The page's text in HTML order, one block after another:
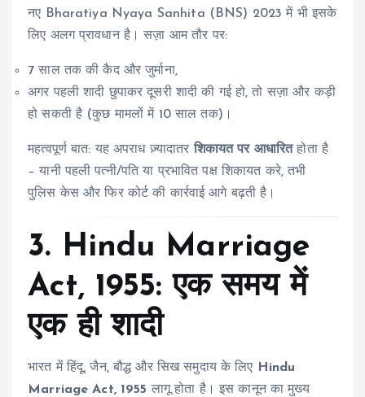
नए Bharatiya Nyaya Sanhita (BNS) 2023 में भी इसके
लिए अलग प्रावधान है। सज़ा आम तौर पर:
7 साल तक की कैद और जुर्माना,
अगर पहली शादी छुपाकर दूसरी शादी की गई हो, तो सज़ा और कड़ी
हो सकती है (कुछ मामलों में 10 साल तक)।
महत्वपूर्ण बात: यह अपराध ज़्यादातरशिकायत पर आधारितहोता है
– यानी पहली पत्नी/पति या प्रभावित पक्ष शिकायत करे, तभी
पुलिस केस और फिर कोर्ट की कार्रवाई आगे बढ़ती है।
3. Hindu Marriage
Act, 1955: एक समय में
एक ही शादी
भारत में हिंदू, जैन, बौद्ध और सिख समुदाय के लिए
Hindu
Marriage Act, 1955 लागू होता है। इस कानून का मुख्य